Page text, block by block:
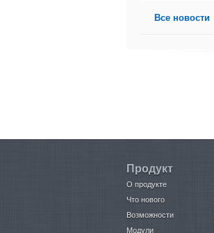
Все новости
Продукт
О продукте
Что нового
Возможности
Модули